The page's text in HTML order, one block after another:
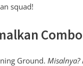
squad!
Ground. Misalnya?